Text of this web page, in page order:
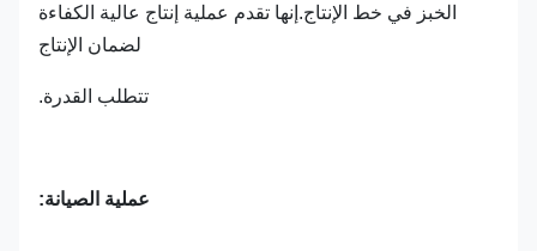
الخبز في خط الإنتاج.إنها تقدم عملية إنتاج عالية الكفاءة
لضمان الإنتاج
تتطلب القدرة.
عملية الصيانة: